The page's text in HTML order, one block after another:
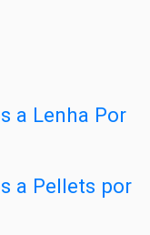
a Lenha Por
a Pellets por